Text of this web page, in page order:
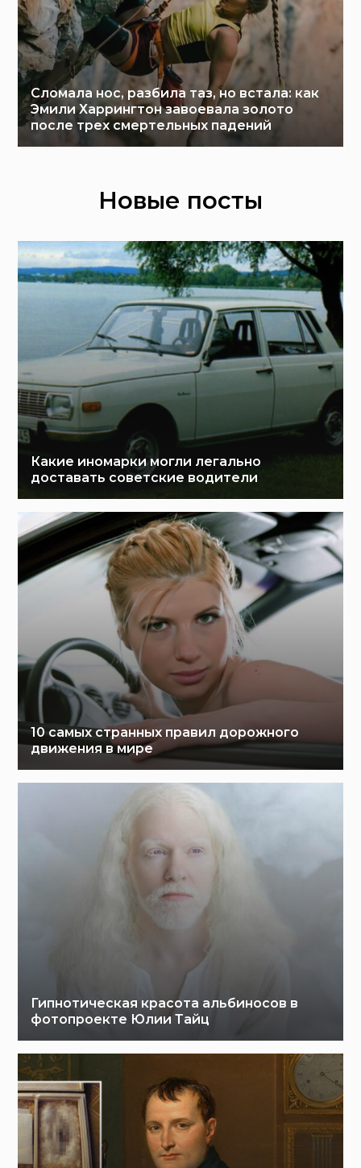
Сломала нос, разбила таз, но встала: как
Эмили Харрингтон завоевала золото
после трех смертельных падений
Новые посты
Какие иномарки могли легально
доставать советские водители
10 самых странных правил дорожного
движения в мире
Гипнотическая красота альбиносов в
фотопроекте Юлии Тайц